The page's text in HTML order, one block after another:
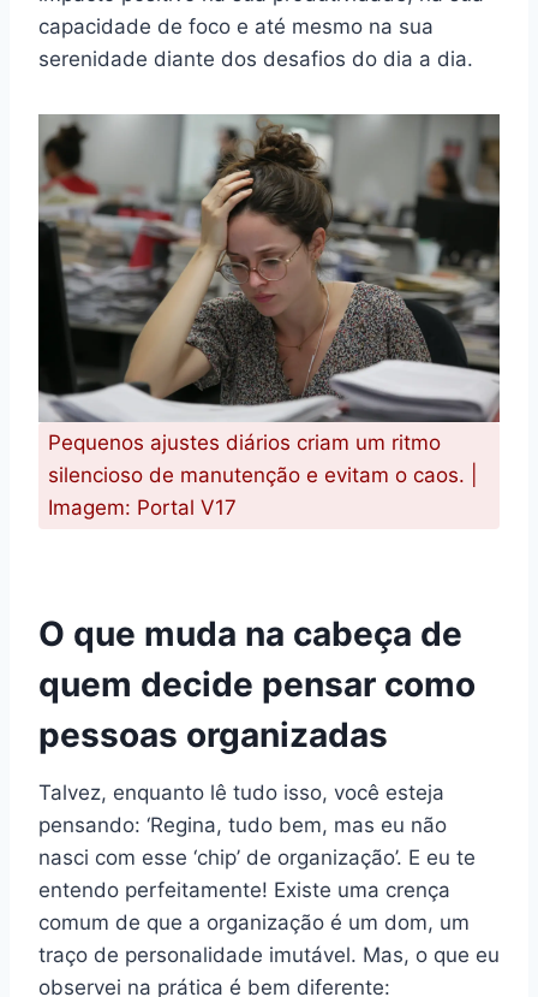
capacidade de foco e até mesmo na sua
serenidade diante dos desafios do dia a dia.
Pequenos ajustes diários criam um ritmo
silencioso de manutenção e evitam o caos. |
Imagem: Portal V17
O que muda na cabeça de
quem decide pensar como
pessoas organizadas
Talvez, enquanto lê tudo isso, você esteja
pensando: ‘Regina, tudo bem, mas eu não
nasci com esse ‘chip’ de organização’. E eu te
entendo perfeitamente! Existe uma crença
comum de que a organização é um dom, um
traço de personalidade imutável. Mas, o que eu
observei na prática é bem diferente: